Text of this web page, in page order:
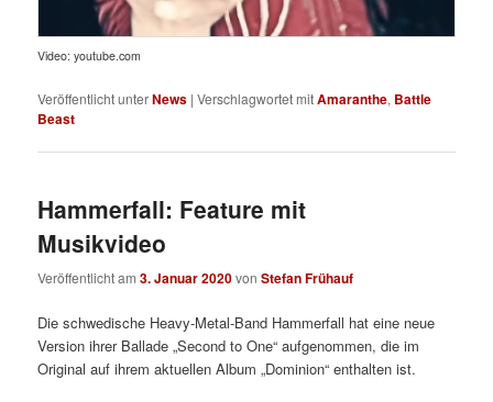
Video: youtube.com
Veröffentlicht unterNews |Verschlagwortet mitAmaranthe, Battle
Beast
Hammerfall: Feature mit
Musikvideo
Veröffentlicht am3. Januar 2020vonStefan Frühauf
Die schwedische Heavy-Metal-Band Hammerfall hat eine neue
Version ihrer Ballade „Second to One“ aufgenommen, die im
Original auf ihrem aktuellen Album „Dominion“ enthalten ist.